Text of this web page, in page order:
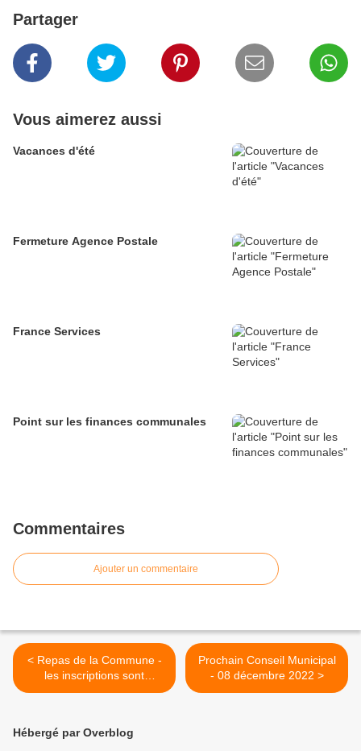
Partager
Vous aimerez aussi
Vacances d'été
Fermeture Agence Postale
France Services
Point sur les finances communales
Commentaires
Ajouter un commentaire
< Repas de la Commune -
les inscriptions sont
ouvertes !
Prochain Conseil Municipal
- 08 décembre 2022 >
Hébergé par Overblog